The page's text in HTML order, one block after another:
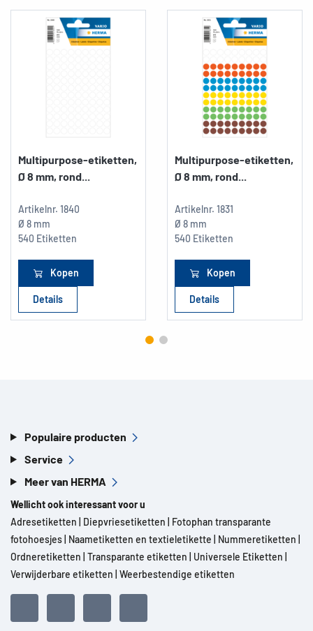
Multipurpose-etiketten,
Ø 8 mm, rond...
Artikelnr. 1840
Ø 8 mm
540 Etiketten
Kopen
Details
Multipurpose-etiketten,
Ø 8 mm, rond...
Artikelnr. 1831
Ø 8 mm
540 Etiketten
Kopen
Details
Populaire producten
Service
Meer van HERMA
Wellicht ook interessant voor u
Adresetiketten
Diepvriesetiketten
Fotophan transparante
fotohoesjes Naametiketten en textieletikette Nummeretiketten
Ordneretiketten Transparante etiketten Universele Etiketten
Verwijderbare etiketten Weerbestendige etiketten